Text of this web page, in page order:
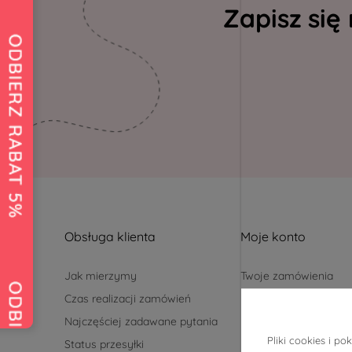
Zapisz
Obsługa klienta
Jak mierzymy
Czas realizacji zamówień
Najczęściej zadawane pytania
Status przesyłki
Moje konto
Twoje zamówienia
Pliki cookies i